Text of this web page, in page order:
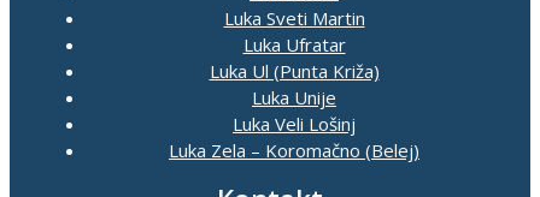
Luka Sveti Martin
Luka Ufratar
Luka Ul (Punta Križa)
Luka Unije
Luka Veli Lošinj
Luka Zela – Koromačno (Belej)